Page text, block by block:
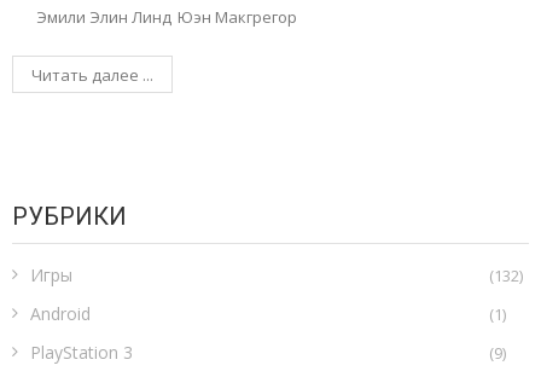
Эмили Элин Линд Юэн Макгрегор
Читать далее ...
РУБРИКИ
Игры (132)
Android (1)
PlayStation 3 (9)